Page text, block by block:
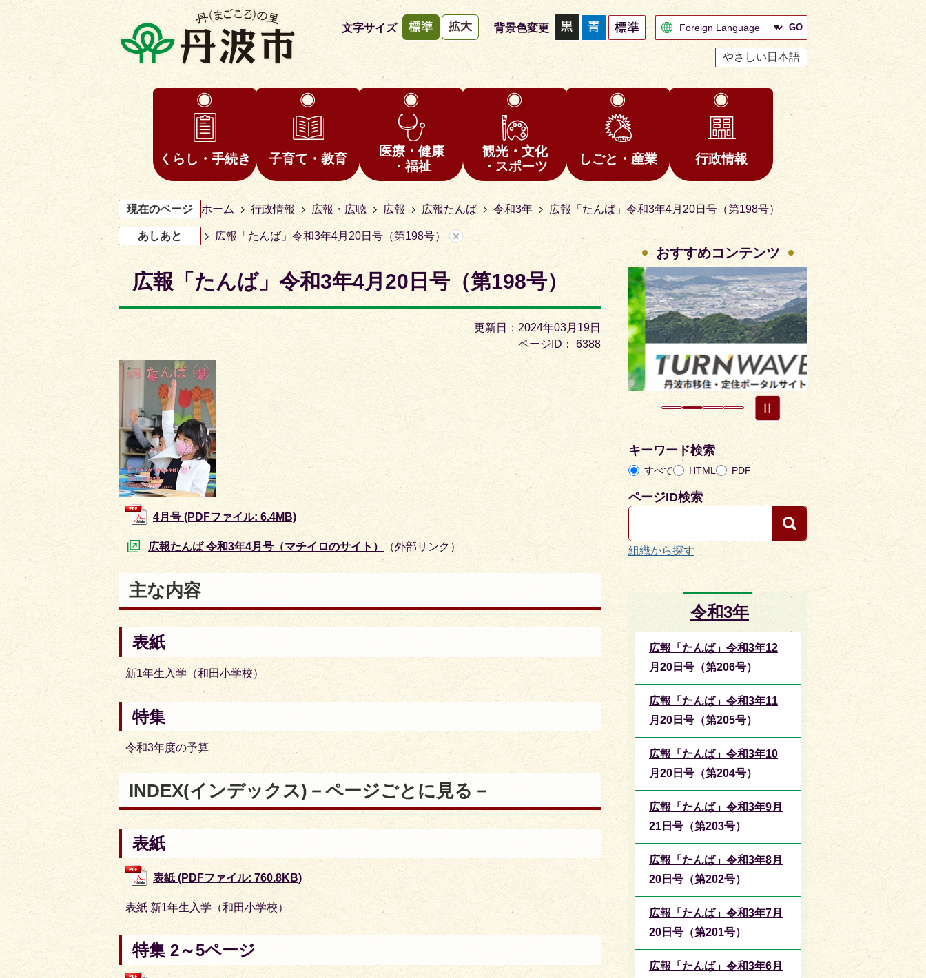
文字サイズ 背景色変更 GO
やさしい日本語
くらし・手続き 子育て・教育
医療・健康
・福祉
観光・文化
・スポーツ
しごと・産業 行政情報
現在のページ ホーム 行政情報 広報・広聴 広報 広報たんば 令和3年 広報「たんば」令和3年4月20日号（第198号）
あしあと 広報「たんば」令和3年4月20日号（第198号）
広報「たんば」令和3年4月20日号（第198号）
更新日：2024年03月19日
ページID：
6388
4月号 (PDFファイル: 6.4MB)
広報たんば 令和3年4月号（マチイロのサイト） （外部リンク）
主な内容
表紙
新1年生入学（和田小学校）
特集
令和3年度の予算
INDEX(インデックス)－ページごとに見る－
表紙
表紙 (PDFファイル: 760.8KB)
表紙 新1年生入学（和田小学校）
特集 2～5ページ
おすすめコンテンツ
目
ラ
目
ス
ラ
1
枚
2
枚
目
の
ス
ラ
イ
ド
枚
目
の
イ
キーワード検索
すべて HTML PDF
ページID検索
組織から探す
令和3年
広報「たんば」令和3年12
月20日号（第206号）
広報「たんば」令和3年11
月20日号（第205号）
広報「たんば」令和3年10
月20日号（第204号）
広報「たんば」令和3年9月
21日号（第203号）
広報「たんば」令和3年8月
20日号（第202号）
広報「たんば」令和3年7月
20日号（第201号）
広報「たんば」令和3年6月